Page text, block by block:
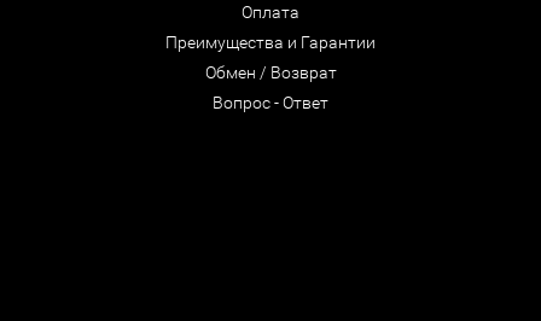
Оплата
Преимущества и Гарантии
Обмен / Возврат
Вопрос - Ответ